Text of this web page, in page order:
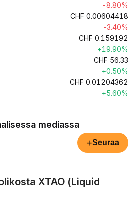
-8.80%
CHF 0.00604418
-3.40%
CHF 0.159192
+19.90%
CHF 56.33
+0.50%
CHF 0.01204362
+5.60%
mediassa
+Seuraa
XTAO (Liquid